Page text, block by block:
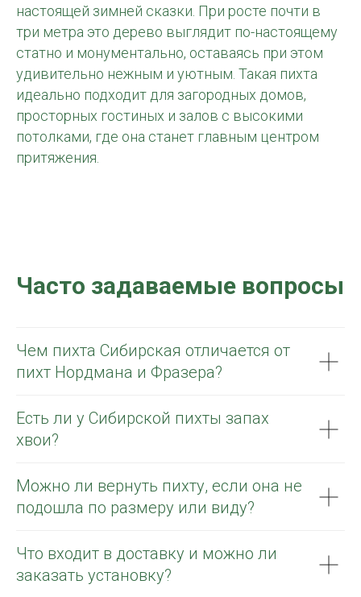
настоящей зимней сказки. При росте почти в
три метра это дерево выглядит по-настоящему
статно и монументально, оставаясь при этом
удивительно нежным и уютным. Такая пихта
идеально подходит для загородных домов,
просторных гостиных и залов с высокими
потолками, где она станет главным центром
притяжения.
Часто задаваемые вопросы
Чем пихта Сибирская отличается от
пихт Нордмана и Фразера?
Есть ли у Сибирской пихты запах
хвои?
Можно ли вернуть пихту, если она не
подошла по размеру или виду?
Что входит в доставку и можно ли
заказать установку?